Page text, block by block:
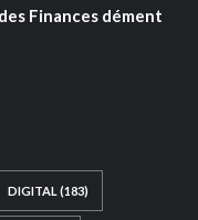
Finances dément
DIGITAL (183)